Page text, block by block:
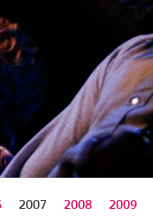
2007 2008 2009